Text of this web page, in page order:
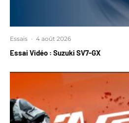
Essais · 4 août 2026
Essai Vidéo : Suzuki SV7-GX